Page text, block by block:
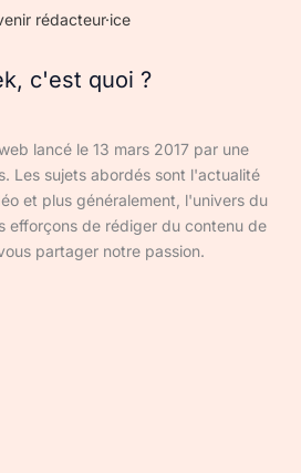
rédacteur·ice
c'est quoi ?
lancé le 13 mars 2017 par une
Les sujets abordés sont l'actualité
et plus généralement, l'univers du
efforçons de rédiger du contenu de
partager notre passion.